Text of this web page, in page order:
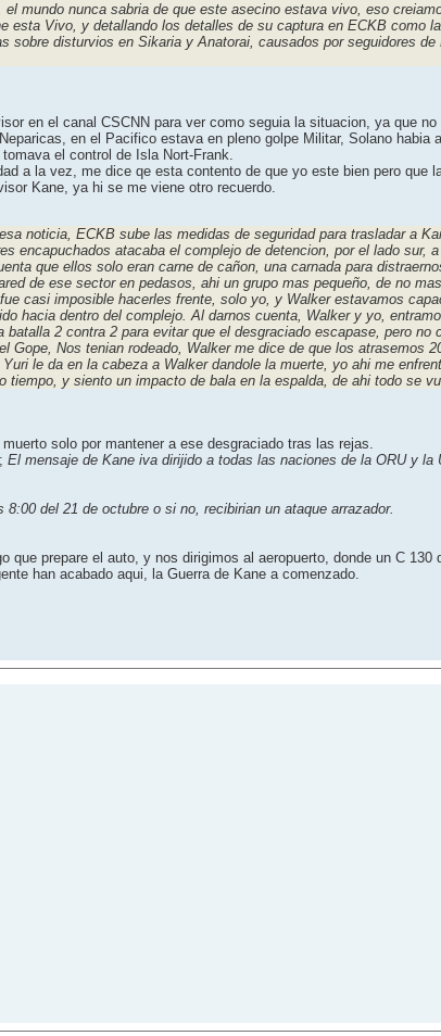
mundo nunca sabria de que este asecino estava vivo, eso
esta Vivo, y detallando los detalles de su captura en ECKB como
sobre disturvios en Sikaria y Anatorai, causados por seguidores
en el canal CSCNN para ver como seguia la situacion, ya que
en el Pacifico estava en pleno golpe Militar, Solano habia
el control de Isla Nort-Frank.
a la vez, me dice qe esta contento de que yo este bien pero que
Kane, ya hi se me viene otro recuerdo.
noticia, ECKB sube las medidas de seguridad para trasladar a
encapuchados atacaba el complejo de detencion, por el lado sur,
que ellos solo eran carne de cañon, una carnada para
de ese sector en pedasos, ahi un grupo mas pequeño, de no
casi imposible hacerles frente, solo yo, y Walker estavamos
hacia dentro del complejo. Al darnos cuenta, Walker y yo,
2 contra 2 para evitar que el desgraciado escapase, pero no
Gope, Nos tenian rodeado, Walker me dice de que los atrasemos
le da en la cabeza a Walker dandole la muerte, yo ahi me
y siento un impacto de bala en la espalda, de ahi todo se
solo por mantener a ese desgraciado tras las rejas.
El mensaje de Kane iva dirijido a todas las naciones de la ORU y
del 21 de octubre o si no, recibirian un ataque arrazador.
que prepare el auto, y nos dirigimos al aeropuerto, donde un C
han acabado aqui, la Guerra de Kane a comenzado.